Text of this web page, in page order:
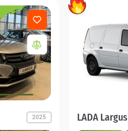
2025 LADA Largus